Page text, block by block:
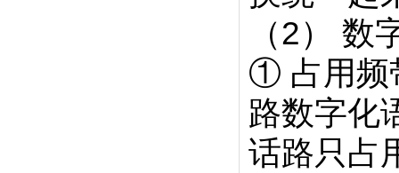
（2） 数
① 占用频
路数字化
话路只占